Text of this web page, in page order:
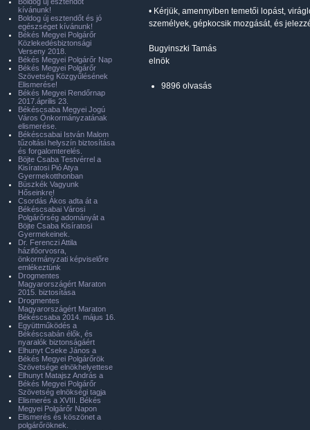
• Kérjük, amennyiben temetői lopást,
személyek, gépkocsik mozgását, és
Bugyinszki Tamás
elnök
9896 olvasás
kívánunk!
Boldog új esztendőt és jó
egészséget kívánunk!
Békés Megyei Polgárőr
Közlekedésbiztonsági
Verseny 2018.
Békés Megyei Polgárőr Nap
Békés Megyei Polgárőr
Szövetség Közgyűlésének
Elismerése!
Békés Megyei Rendőrnap
2017.április 23.
Békéscsaba Megyei Jogú
Város Önkormányzatának
elismerése.
Békéscsabai István Malom
tűzoltási helyszín biztosítása
és forgalomterelés.
Böjte Csaba Testvérrel a
Kisíratosi Pió Atya
Gyermekotthonban
Büszkék Vagyunk
Hőseinkre!
Csordás Ákos adta át a
Békéscsabai Városi
Polgárőrség adományát a
Böjte Csaba Kisíratosi
Gyermekeinek.
Dr. Ferenczi Attila
házifőorvosra,
önkormányzati képviselőre
emlékeztünk
Drogmentes
Magyarországért Maraton
2015. biztosítása
Drogmentes
Magyarországért Maraton
Békéscsaba 2014. május 16.
Együttműködés a
Békéscsabán élők, és
nyaralók biztonságáért
Elhunyt Cseke János a
Békés Megyei Polgárőrök
Szövetsége elnökhelyettese
Elhunyt Matajsz András a
Békés Megyei Polgárőr
Szövetség elnökségi tagja
Elismerés a XVIII. Békés
Megyei Polgárőr Napon
Elismerés és köszönet a
polgárőröknek.